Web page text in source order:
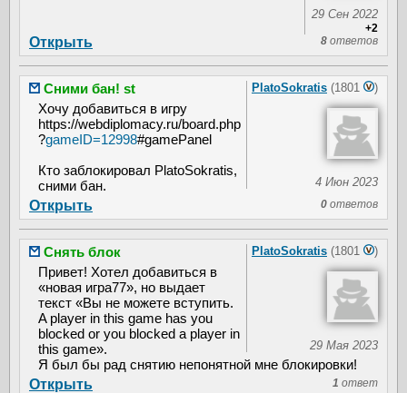
29 Сен 2022
+2
8 ответов
Открыть
PlatoSokratis (1801 )
4 Июн 2023
Сними бан! st
Хочу добавиться в игру
https://webdiplomacy.ru/board.php
?gameID=12998#gamePanel
Кто заблокировал PlatoSokratis,
сними бан.
0 ответов
Открыть
PlatoSokratis (1801 )
29 Мая 2023
Снять блок
Привет! Хотел добавиться в
«новая игра77», но выдает
текст «Вы не можете вступить.
A player in this game has you
blocked or you blocked a player in
this game».
Я был бы рад снятию непонятной мне блокировки!
1 ответ
Открыть